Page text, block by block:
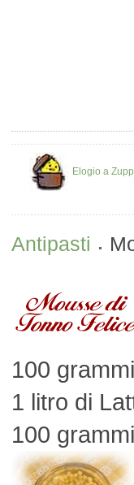
Elogio a
Antipasti
100
1 litro di
100